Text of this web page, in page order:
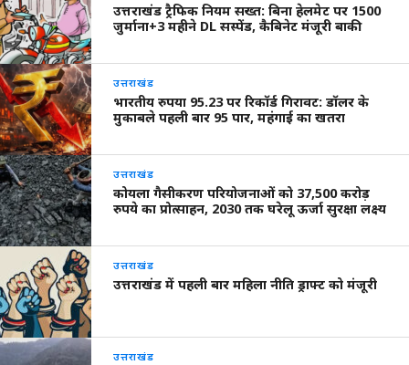
उत्तराखंड ट्रैफिक नियम सख्त: बिना हेलमेट पर 1500
जुर्माना+3 महीने DL सस्पेंड, कैबिनेट मंजूरी बाकी
उत्तराखंड
भारतीय रुपया 95.23 पर रिकॉर्ड गिरावट: डॉलर के
मुकाबले पहली बार 95 पार, महंगाई का खतरा
उत्तराखंड
कोयला गैसीकरण परियोजनाओं को 37,500 करोड़
रुपये का प्रोत्साहन, 2030 तक घरेलू ऊर्जा सुरक्षा लक्ष्य
उत्तराखंड
उत्तराखंड में पहली बार महिला नीति ड्राफ्ट को मंजूरी
उत्तराखंड